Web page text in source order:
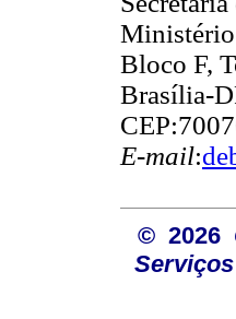
Ministério
Bloco F,
Brasília-
E-mail:
© 2026